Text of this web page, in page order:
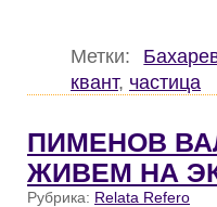
Метки:
квант, частица
ПИМЕНОВ
ЖИВЕМ НА
Рубрика: Relata Refero